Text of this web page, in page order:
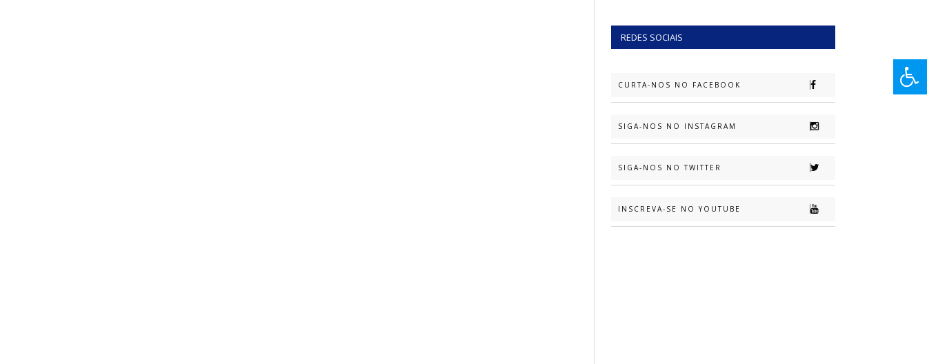
REDES SOCIAIS
CURTA-NOS NO FACEBOOK
SIGA-NOS NO INSTAGRAM
SIGA-NOS NO TWITTER
INSCREVA-SE NO YOUTUBE